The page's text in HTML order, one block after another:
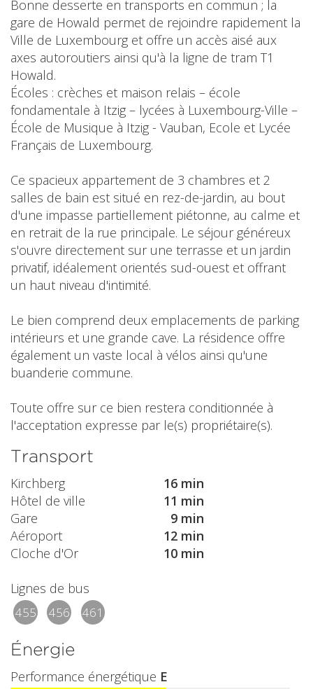
Bonne desserte en transports en commun ; la
gare de Howald permet de rejoindre rapidement la
Ville de Luxembourg et offre un accès aisé aux
axes autoroutiers ainsi qu'à la ligne de tram T1
Howald.
Écoles : crèches et maison relais – école
fondamentale à Itzig – lycées à Luxembourg-Ville –
École de Musique à Itzig - Vauban, Ecole et Lycée
Français de Luxembourg.
Ce spacieux appartement de 3 chambres et 2
salles de bain est situé en rez-de-jardin, au bout
d'une impasse partiellement piétonne, au calme et
en retrait de la rue principale. Le séjour généreux
s'ouvre directement sur une terrasse et un jardin
privatif, idéalement orientés sud-ouest et offrant
un haut niveau d'intimité.
Le bien comprend deux emplacements de parking
intérieurs et une grande cave. La résidence offre
également un vaste local à vélos ainsi qu'une
buanderie commune.
Toute offre sur ce bien restera conditionnée à
l'acceptation expresse par le(s) propriétaire(s).
Transport
Kirchberg
16 min
Hôtel de ville
11 min
Gare
9 min
Aéroport
12 min
Cloche d'Or
10 min
Lignes de bus
455 456 461
Énergie
Performance énergétique E